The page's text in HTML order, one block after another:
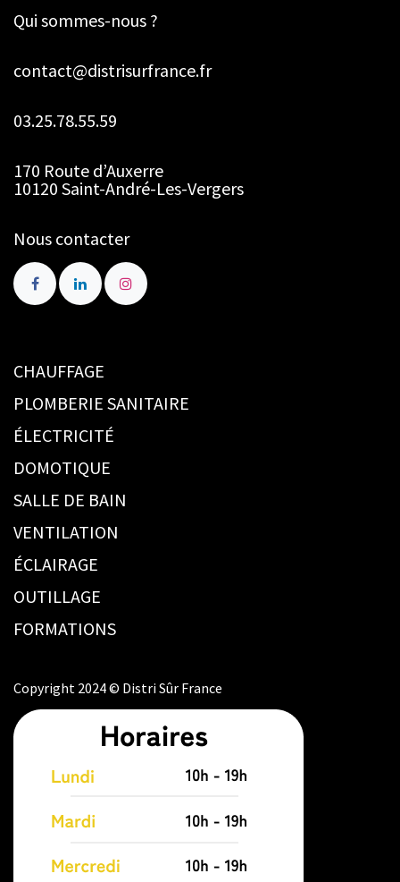
Qui sommes-nous ?
contact@distrisurfrance.fr
03.25.78.55.59
170 Route d’Auxerre
10120 Saint-André-Les-Vergers
Nous contacter
CHAUFFAGE
PLOMBERIE SANITAIRE
ÉLECTRICITÉ
DOMOTIQUE
SALLE DE BAIN
VENTILATION
ÉCLAIRAGE
OUTILLAGE
FORMATIONS
Copyright 2024 © Distri Sûr France